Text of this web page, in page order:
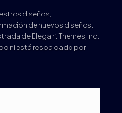
diseños,
de nuevos diseños.
de Elegant Themes, Inc.
ni está respaldado por